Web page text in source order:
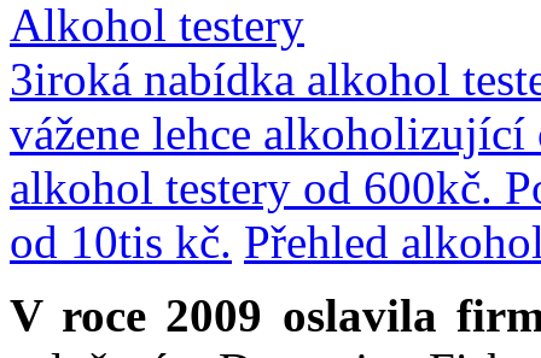
Alkohol testery
3iroká nabídka alkohol
vážene lehce alkoholizující
alkohol testery od 600kč.
od 10tis kč. Přehled
V roce 2009 oslavila